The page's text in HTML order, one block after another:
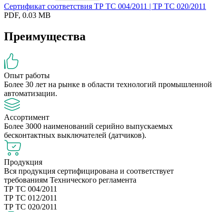
Сертификат соответствия ТР ТС 004/2011 | ТР ТС 020/2011
PDF, 0.03 MB
Преимущества
Опыт работы
Более 30 лет на рынке в области технологий промышленной
автоматизации.
Ассортимент
Более 3000 наименований серийно выпускаемых
бесконтактных выключателей (датчиков).
Продукция
Вся продукция сертифицирована и соответствует
требованиям Технического регламента
ТР ТС 004/2011
ТР ТС 012/2011
ТР ТС 020/2011